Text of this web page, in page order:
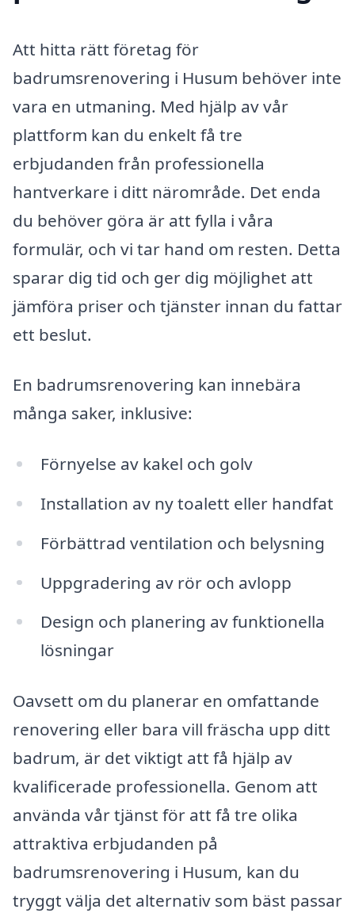
Att hitta rätt företag för
badrumsrenovering i Husum behöver inte
vara en utmaning. Med hjälp av vår
plattform kan du enkelt få tre
erbjudanden från professionella
hantverkare i ditt närområde. Det enda
du behöver göra är att fylla i våra
formulär, och vi tar hand om resten. Detta
sparar dig tid och ger dig möjlighet att
jämföra priser och tjänster innan du fattar
ett beslut.
En badrumsrenovering kan innebära
många saker, inklusive:
Förnyelse av kakel och golv
Installation av ny toalett eller handfat
Förbättrad ventilation och belysning
Uppgradering av rör och avlopp
Design och planering av funktionella
lösningar
Oavsett om du planerar en omfattande
renovering eller bara vill fräscha upp ditt
badrum, är det viktigt att få hjälp av
kvalificerade professionella. Genom att
använda vår tjänst för att få tre olika
attraktiva erbjudanden på
badrumsrenovering i Husum, kan du
tryggt välja det alternativ som bäst passar